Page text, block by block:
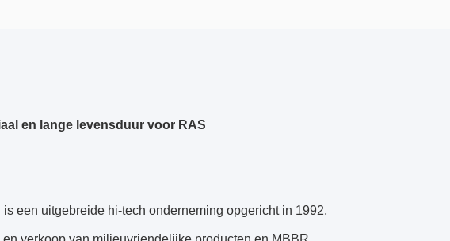
en lange levensduur voor RAS
een uitgebreide hi-tech onderneming opgericht in 1992,